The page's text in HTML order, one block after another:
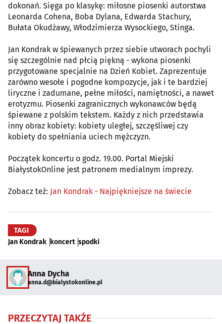
dokonań. Sięga po klasykę: miłosne piosenki autorstwa
Leonarda Cohena, Boba Dylana, Edwarda Stachury,
Bułata Okudżawy, Włodzimierza Wysockiego, Stinga.
Jan Kondrak w śpiewanych przez siebie utworach pochyli
się szczególnie nad płcią piękną - wykona piosenki
przygotowane specjalnie na Dzień Kobiet. Zaprezentuje
zarówno wesołe i pogodne kompozycje, jak i te bardziej
liryczne i zadumane, pełne miłości, namiętności, a nawet
erotyzmu. Piosenki zagranicznych wykonawców będą
śpiewane z polskim tekstem. Każdy z nich przedstawia
inny obraz kobiety: kobiety uległej, szczęśliwej czy
kobiety do spełniania uciech mężczyzn.
Początek koncertu o godz. 19.00. Portal Miejski
BiałystokOnline jest patronem medialnym imprezy.
Zobacz też: Jan Kondrak - Najpiękniejsze na świecie
TAGI
Jan Kondrak koncert spodki
Anna Dycha
anna.d@bialystokonline.pl
PRZECZYTAJ TAKŻE